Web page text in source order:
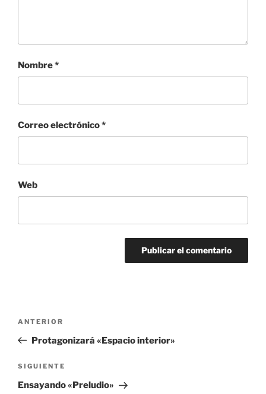
Nombre*
Correo electrónico*
Web
entradas
Entrada
anterior:
ANTERIOR
Protagonizará «Espacio interior»
Siguiente
entrada
SIGUIENTE
Ensayando «Preludio»